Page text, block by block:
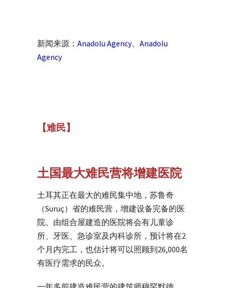
新闻来源： Anadolu Agency、 Anadolu
Agency
【难民】
土国最大难民营将增建医院
土耳其正在最大的难民集中地，苏鲁奇
（Suruç）省的难民营，增建设备完备的医
院。由组合屋建造的医院将会有儿童诊
所、牙医、急诊室及内科诊所，预计将在2
个月内完工，也估计将可以照顾到26,000名
有医疗需求的民众。